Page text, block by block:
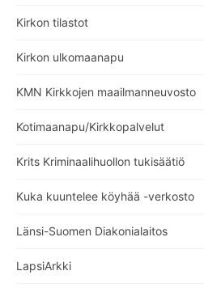
Kirkon tilastot
Kirkon ulkomaanapu
KMN Kirkkojen maailmanneuvosto
Kotimaanapu/Kirkkopalvelut
Krits Kriminaalihuollon tukisäätiö
Kuka kuuntelee köyhää -verkosto
Länsi-Suomen Diakonialaitos
LapsiArkki